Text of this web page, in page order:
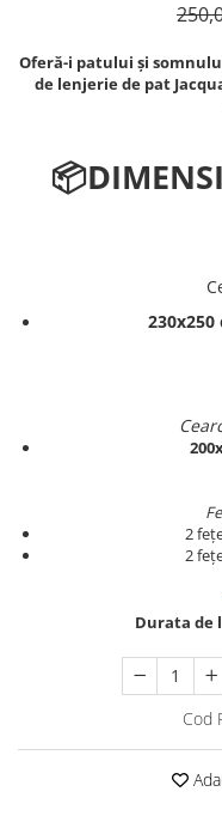
Set Lenjerie Pat Blanita
Piese, Cu Pilota Inclusa
Lenjerii De Pat
Set Lenjerie De Pat
11 Piese, Cuvertura
Lenjerii De Pat, Finet
Oferă-i patului și
de lenjerie de pat
📦
230x250
2
2
Durata de
Cod